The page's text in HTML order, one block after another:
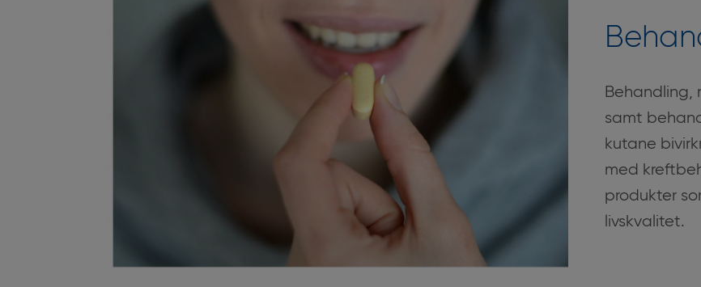
Behandling,
samt
kutane
med
produkter
livskvalitet.